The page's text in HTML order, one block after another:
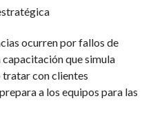
ocurren por fallos de
que simula
con clientes
a los equipos para las